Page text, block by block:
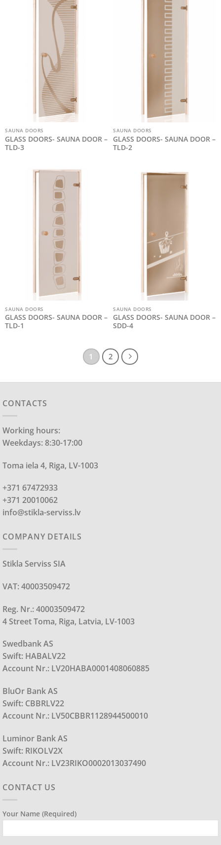
SAUNA DOORS
GLASS DOORS- SAUNA DOOR –
TLD-3
SAUNA DOORS
GLASS DOORS- SAUNA DOOR –
TLD-2
SAUNA DOORS
GLASS DOORS- SAUNA DOOR –
TLD-1
SAUNA DOORS
GLASS DOORS- SAUNA DOOR –
SDD-4
1 2
CONTACTS
Working hours:
Weekdays: 8:30-17:00
Toma iela 4, Riga, LV-1003
+371 67472933
+371 20010062
info@stikla-serviss.lv
COMPANY DETAILS
Stikla Serviss SIA
VAT: 40003509472
Reg. Nr.: 40003509472
4 Street Toma, Riga, Latvia, LV-1003
Swedbank AS
Swift: HABALV22
Account Nr.: LV20HABA0001408060885
BluOr Bank AS
Swift: CBBRLV22
Account Nr.: LV50CBBR1128944500010
Luminor Bank AS
Swift: RIKOLV2X
Account Nr.: LV23RIKO0002013037490
CONTACT US
Your Name (required)